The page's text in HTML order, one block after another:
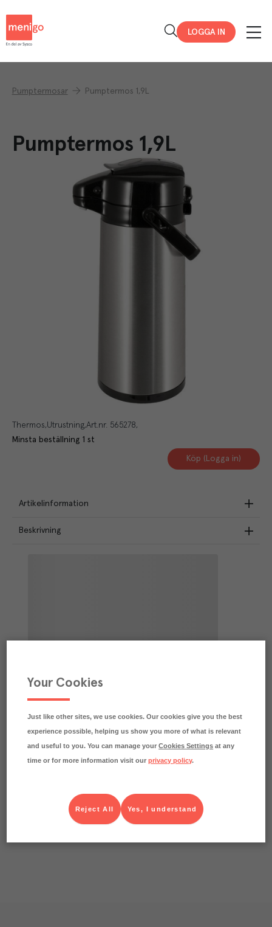
LOGGA IN
Pumptermosar Pumptermos 1,9L
Pumptermos 1,9L
Thermos Utrustning Art.nr. 565278
Minsta beställning 1 st
Köp (Logga in)
Artikelinformation
Beskrivning
Your Cookies
Just like other sites, we use cookies. Our cookies give you the best
experience possible, helping us show you more of what is relevant
and useful to you. You can manage yourCookies Settings at any
time or for more information visit ourprivacy policy.
Yes, I understand
Reject All